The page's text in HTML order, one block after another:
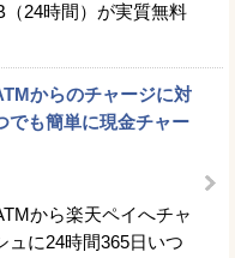
24時間）が実質無料
からのチャージに対
でも簡単に現金チャー
から楽天ペイへチャ
ュに24時間365日いつ